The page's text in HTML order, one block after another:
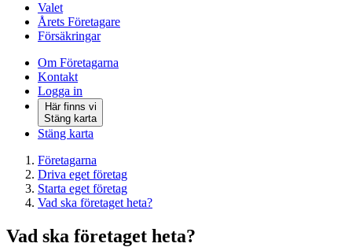
Valet
Årets Företagare
Försäkringar
Om Företagarna
Kontakt
Logga in
Här finns vi
Stäng karta
Stäng karta
Företagarna
Driva eget företag
Starta eget företag
Vad ska företaget heta?
Vad ska företaget heta?